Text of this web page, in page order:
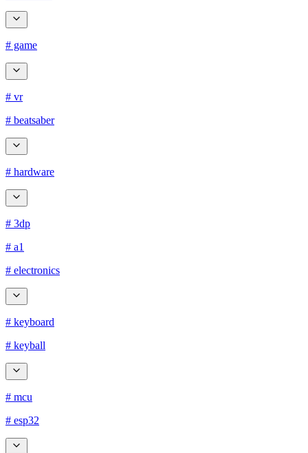
# game
# vr
# beatsaber
# hardware
# 3dp
# a1
# electronics
# keyboard
# keyball
# mcu
# esp32